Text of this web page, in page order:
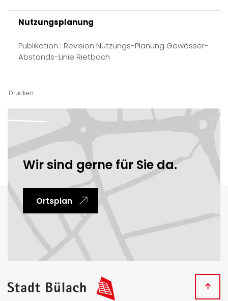
Nutzungsplanung
Publikation : Revision Nutzungs-Planung Gewässer-
Abstands-Linie Rietbach
Drucken
Ortsinformationen
Wir sind gerne für Sie da.
Ortsplan
Kontakt